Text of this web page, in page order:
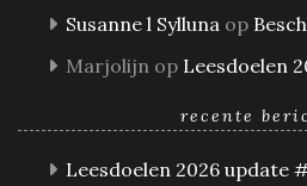
Susanne l Sylluna op
Marjolijn op Leesdoelen
recente
Leesdoelen 2026 update